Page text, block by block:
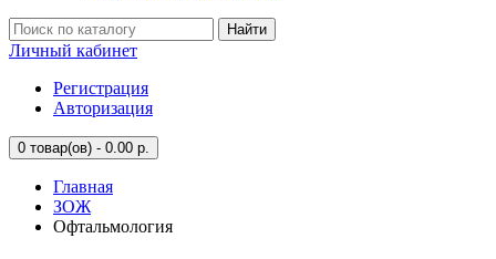
Найти
Личный кабинет
Регистрация
Авторизация
0 товар(ов) - 0.00 р.
Главная
ЗОЖ
Офтальмология